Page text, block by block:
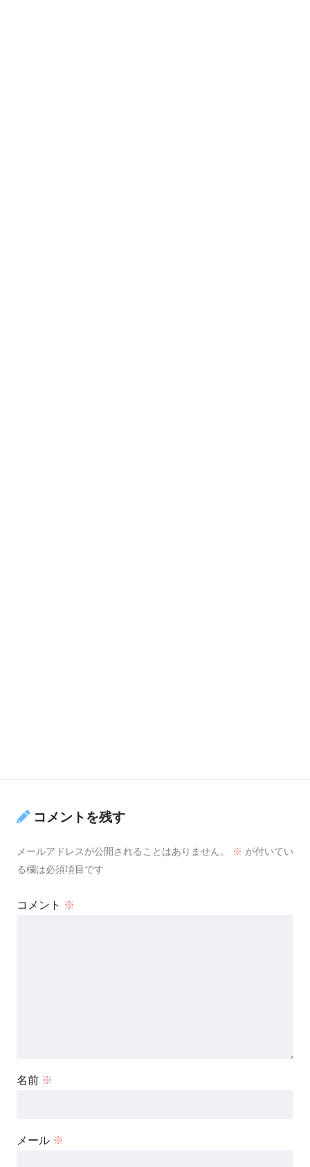
コメントを残す
メールアドレスが公開されることはありません。 ※ が付いてい
る欄は必須項目です
コメント ※
名前 ※
メール ※